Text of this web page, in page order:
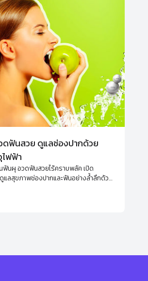
ฟันสวย ดูแลช่องปากด้วย
ฟฟ้า
นผุ อวดฟันสวยไร้คราบพลัค เปิด
แลสุขภาพช่องปากและฟันอย่างล้ำลึกด้วย
ย